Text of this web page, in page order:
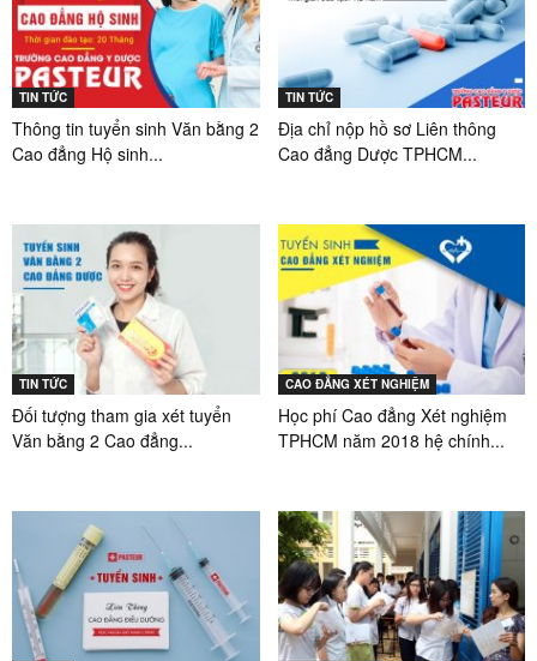
TIN TỨC
Thông tin tuyển sinh Văn bằng 2
Cao đẳng Hộ sinh...
TIN TỨC
Địa chỉ nộp hồ sơ Liên thông
Cao đẳng Dược TPHCM...
TIN TỨC
Đối tượng tham gia xét tuyển
Văn bằng 2 Cao đẳng...
CAO ĐẲNG XÉT NGHIỆM
Học phí Cao đẳng Xét nghiệm
TPHCM năm 2018 hệ chính...